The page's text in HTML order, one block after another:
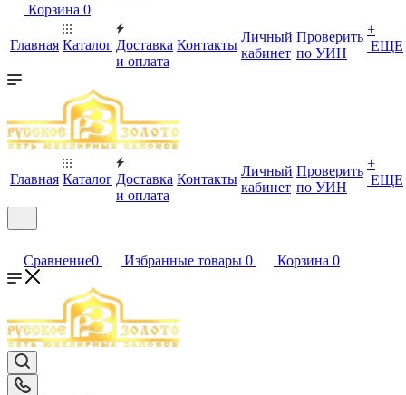
Корзина 0
Главная Каталог Доставка
и оплата
Контакты
Личный
кабинет
Проверить
по УИН
+
ЕЩЕ
Главная Каталог Доставка
и оплата
Контакты
Личный
кабинет
Проверить
по УИН
+
ЕЩЕ
Сравнение0 Избранные товары 0 Корзина 0